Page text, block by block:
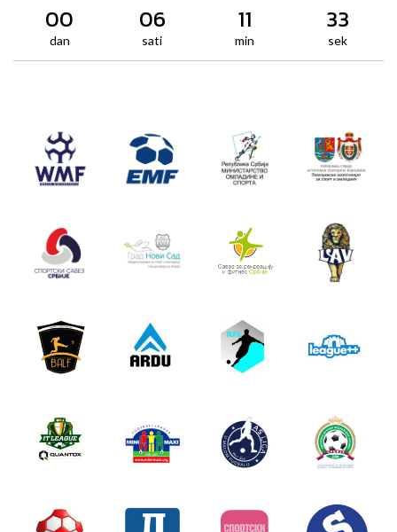
00
dan
06
sati
11
min
33
sek